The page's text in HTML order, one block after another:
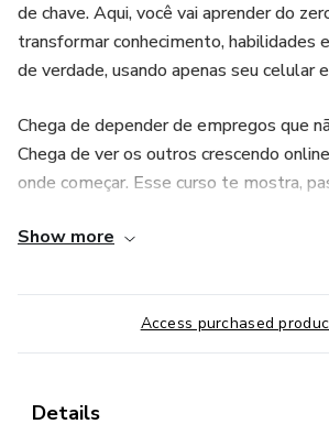
de chave. Aqui, você vai aprender do
transformar conhecimento, habilidades
de verdade, usando apenas seu celular
Chega de depender de empregos que
Chega de ver os outros crescendo
onde começar. Esse curso te mostra,
ou serviços e construir uma verdadeira
Dentro do Mente Milionária Digital, você
Show more
Access purchased
Details